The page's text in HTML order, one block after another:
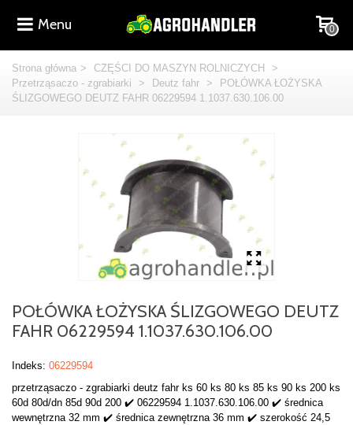
Menu 0
Strona główna > CZĘŚCI DO MASZYN ROLNICZYCH
>
Przetrząsaczo - zgrabiarki
> Deutz fahr >
POŁÓWKA ŁOŻYSKA
ŚLIZGOWEGO DEUTZ FAHR 06229594 1.1037.630.106.00
POŁÓWKA ŁOŻYSKA ŚLIZGOWEGO DEUTZ
FAHR 06229594 1.1037.630.106.00
Indeks: 06229594
przetrząsaczo - zgrabiarki deutz fahr ks 60 ks 80 ks 85 ks 90 ks 200 ks
60d 80d/dn 85d 90d 200 ✔️ 06229594 1.1037.630.106.00 ✔️ średnica
wewnętrzna 32 mm ✔️ średnica zewnętrzna 36 mm ✔️ szerokość 24,5